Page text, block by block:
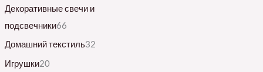
Декоративные свечи и
подсвечники66
Домашний текстиль32
Игрушки20